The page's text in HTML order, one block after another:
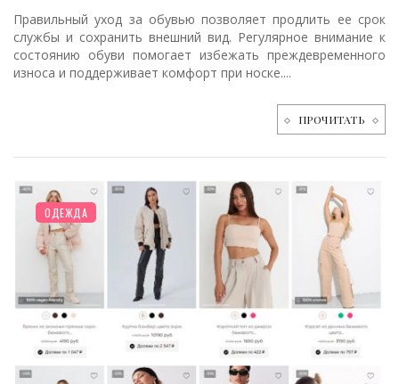
Правильный уход за обувью позволяет продлить ее срок
службы и сохранить внешний вид. Регулярное внимание к
состоянию обуви помогает избежать преждевременного
износа и поддерживает комфорт при носке....
ПРОЧИТАТЬ
ОДЕЖДА